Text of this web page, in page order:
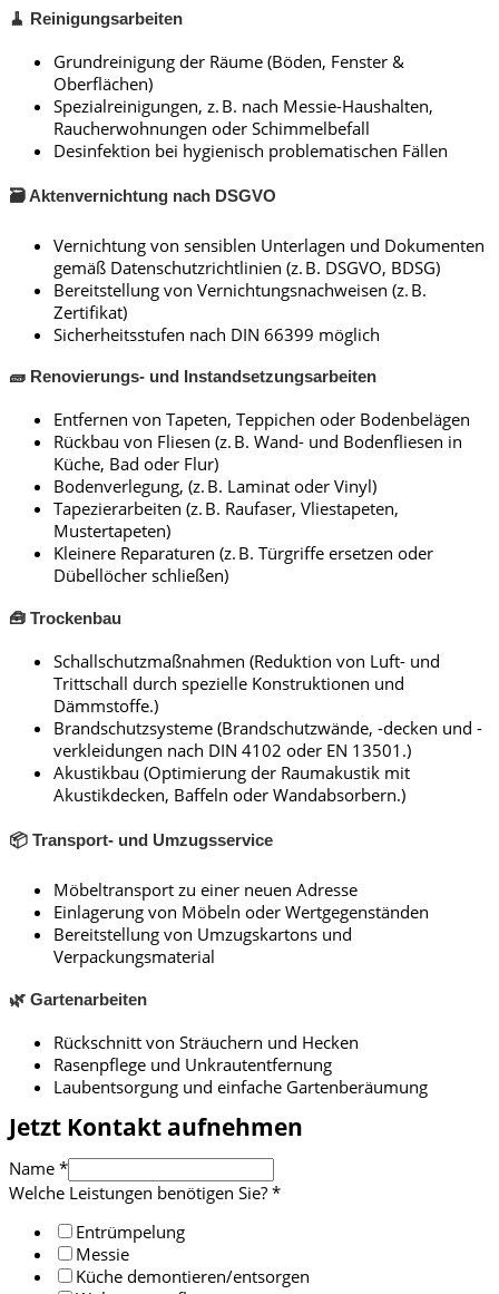
🧹 Reinigungsarbeiten
Grundreinigung der Räume (Böden, Fenster &
Oberflächen)
Spezialreinigungen, z. B. nach Messie-Haushalten,
Raucherwohnungen oder Schimmelbefall
Desinfektion bei hygienisch problematischen Fällen
🗃️ Aktenvernichtung nach DSGVO
Vernichtung von sensiblen Unterlagen und Dokumenten
gemäß Datenschutzrichtlinien (z. B. DSGVO, BDSG)
Bereitstellung von Vernichtungsnachweisen (z. B.
Zertifikat)
Sicherheitsstufen nach DIN 66399 möglich
🧱 Renovierungs- und Instandsetzungsarbeiten
Entfernen von Tapeten, Teppichen oder Bodenbelägen
Rückbau von Fliesen (z. B. Wand- und Bodenfliesen in
Küche, Bad oder Flur)
Bodenverlegung, (z. B. Laminat oder Vinyl)
Tapezierarbeiten (z. B. Raufaser, Vliestapeten,
Mustertapeten)
Kleinere Reparaturen (z. B. Türgriffe ersetzen oder
Dübellöcher schließen)
🧰 Trockenbau
Schallschutzmaßnahmen (Reduktion von Luft- und
Trittschall durch spezielle Konstruktionen und
Dämmstoffe.)
Brandschutzsysteme (Brandschutzwände, -decken und -
verkleidungen nach DIN 4102 oder EN 13501.)
Akustikbau (Optimierung der Raumakustik mit
Akustikdecken, Baffeln oder Wandabsorbern.)
📦 Transport- und Umzugsservice
Möbeltransport zu einer neuen Adresse
Einlagerung von Möbeln oder Wertgegenständen
Bereitstellung von Umzugskartons und
Verpackungsmaterial
🌿 Gartenarbeiten
Rückschnitt von Sträuchern und Hecken
Rasenpflege und Unkrautentfernung
Laubentsorgung und einfache Gartenberäumung
Jetzt Kontakt aufnehmen
Name *
Welche Leistungen benötigen Sie? *
Entrümpelung
Messie
Küche demontieren/entsorgen